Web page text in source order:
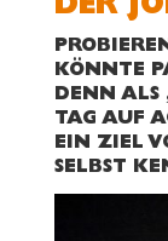
DER
KÖNNTE
DENN ALS
TAG AUF
EIN ZIEL
SELBST